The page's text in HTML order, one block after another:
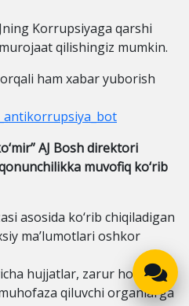
Korrupsiyaga qarshi
qilishingiz mumkin.
ham xabar yuborish
AJ Bosh direktori
muvofiq ko‘rib
asosida ko‘rib chiqiladigan
ma’lumotlari oshkor
hujjatlar, zarur hollarda,
qiluvchi organlarga